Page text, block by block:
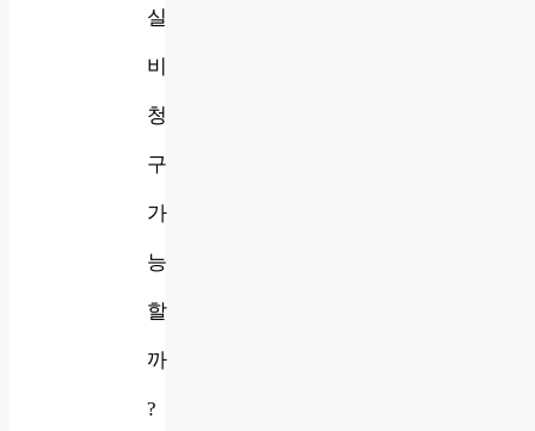
실
비
청
구
가
능
할
까
?